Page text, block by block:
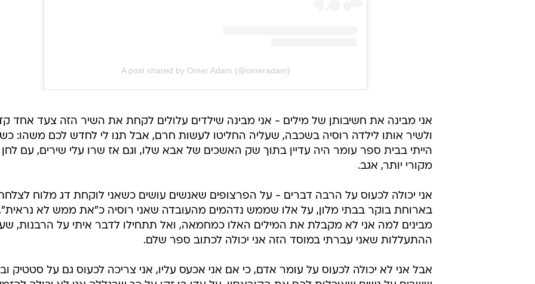
A post shared by Omer Adam (@omeradam)
אני מבינה את חשיבותן של מילים - אני מבינה שילדים עלולים לקחת את השיר הזה צעד אחד
ולשיר אותו לילדה רוסיה בשכבה, שעליה החליטו לעשות חרם, אבל תנו לי לחדש לכם משהו:
הייתי בבית ספר עומר היה עדיין בתוך שק האשכים של אבא שלו, וגם אז שרו עלי שירים, עם לחן
מקורי יותר, אגב.
אני יכולה לכעוס על הרבה דברים - על הפרצופים שאנשים עושים כשאני לוקחת דג מלוח
בארוחת בוקר בבתי מלון, על אלו שממש נדהמים מהעובדה שאני רוסיה כ"את ממש לא
מבינים למה אני לא מקבלת את המילים האלו כמחמאה, ואל תתחילו לדבר איתי על הרבנות,
ההתעללות שאני עברתי במוסד הזה אני יכולה לכתוב ספר שלם.
אבל אני לא יכולה לכעוס על עומר אדם, כי אם אני אכעס עליו, אני צריכה לכעוס גם על סטטיק